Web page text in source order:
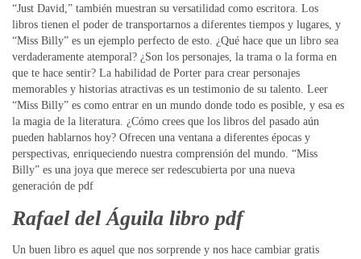
“Just David,” también muestran su versatilidad como escritora. Los
libros tienen el poder de transportarnos a diferentes tiempos y lugares, y
“Miss Billy” es un ejemplo perfecto de esto. ¿Qué hace que un libro sea
verdaderamente atemporal? ¿Son los personajes, la trama o la forma en
que te hace sentir? La habilidad de Porter para crear personajes
memorables y historias atractivas es un testimonio de su talento. Leer
“Miss Billy” es como entrar en un mundo donde todo es posible, y esa es
la magia de la literatura. ¿Cómo crees que los libros del pasado aún
pueden hablarnos hoy? Ofrecen una ventana a diferentes épocas y
perspectivas, enriqueciendo nuestra comprensión del mundo. “Miss
Billy” es una joya que merece ser redescubierta por una nueva
generación de pdf
Rafael del Águila libro pdf
Un buen libro es aquel que nos sorprende y nos hace cambiar gratis